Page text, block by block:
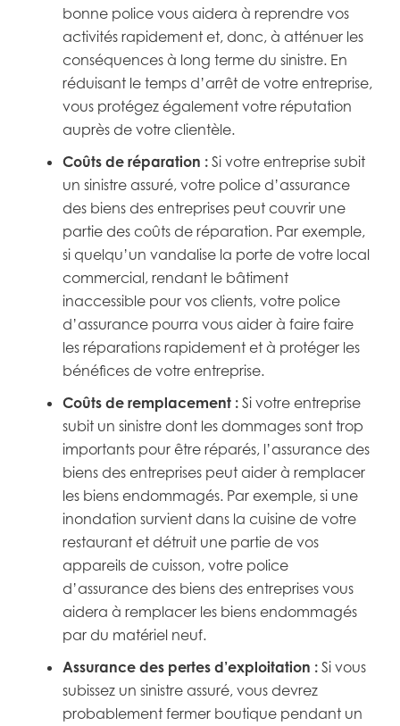
bonne police vous aidera à reprendre vos
activités rapidement et, donc, à atténuer les
conséquences à long terme du sinistre. En
réduisant le temps d’arrêt de votre entreprise,
vous protégez également votre réputation
auprès de votre clientèle.
Coûts de réparation :Si votre entreprise subit
un sinistre assuré, votre police d’assurance
des biens des entreprises peut couvrir une
partie des coûts de réparation. Par exemple,
si quelqu’un vandalise la porte de votre local
commercial, rendant le bâtiment
inaccessible pour vos clients, votre police
d’assurance pourra vous aider à faire faire
les réparations rapidement et à protéger les
bénéfices de votre entreprise.
Coûts de remplacement : Si votre entreprise
subit un sinistre dont les dommages sont trop
importants pour être réparés, l’assurance des
biens des entreprises peut aider à remplacer
les biens endommagés. Par exemple, si une
inondation survient dans la cuisine de votre
restaurant et détruit une partie de vos
appareils de cuisson, votre police
d’assurance des biens des entreprises vous
aidera à remplacer les biens endommagés
par du matériel neuf.
Assurance des pertes d’exploitation :Si vous
subissez un sinistre assuré, vous devrez
probablement fermer boutique pendant un